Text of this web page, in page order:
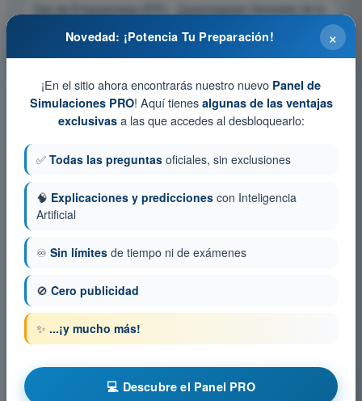
Test de Entrenamiento ATPL - Conocimientos Generales de la
Aeronave - Célula, Sistemas y Planta Motriz
Examen en PDF ATPL - Conocimientos Generales de la
×
Novedad: ¡Potencia Tu Preparación!
¡En el sitio ahora encontrarás nuestro nuevo Panel de
Simulaciones PRO! Aquí tienes algunas de las ventajas
exclusivasa las que accedes al desbloquearlo:
✅ Todas las preguntas oficiales, sin exclusiones
🧠 Explicaciones y predicciones con Inteligencia
Artificial
♾️ Sin límites de tiempo ni de exámenes
🚫 Cero publicidad
✨ ...¡y mucho más!
💻 Descubre el Panel PRO